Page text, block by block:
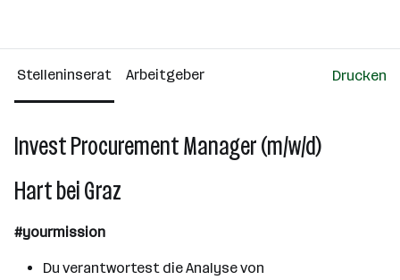
Über das Unternehmen
2501 - 10000 Mitarbeiter*innen
Stelleninserat Arbeitgeber Drucken
Invest Procurement Manager (m/w/d)
Hart bei Graz
#yourmission
Du verantwortest die Analyse von